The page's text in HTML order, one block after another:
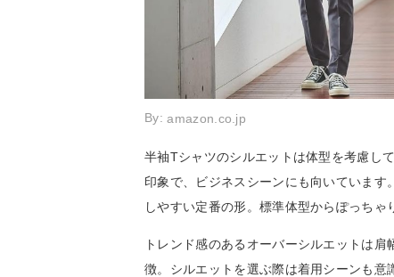
By:amazon.co.jp
半袖Tシャツのシルエットは体型を考慮し
印象で、ビジネスシーンにも向いていま
しやすい定番の形。標準体型からぽっちゃ
トレンド感のあるオーバーシルエットは
徴。シルエットを選ぶ際は着用シーンも意